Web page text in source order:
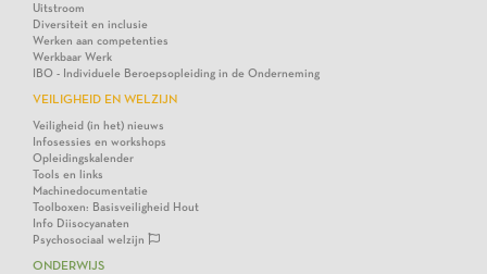
Uitstroom
Diversiteit en inclusie
Werken aan competenties
Werkbaar Werk
IBO - Individuele Beroepsopleiding in de Onderneming
VEILIGHEID EN WELZIJN
Veiligheid (in het) nieuws
Infosessies en workshops
Opleidingskalender
Tools en links
Machinedocumentatie
Toolboxen: Basisveiligheid Hout
Info Diisocyanaten
Psychosociaal welzijn
ONDERWIJS